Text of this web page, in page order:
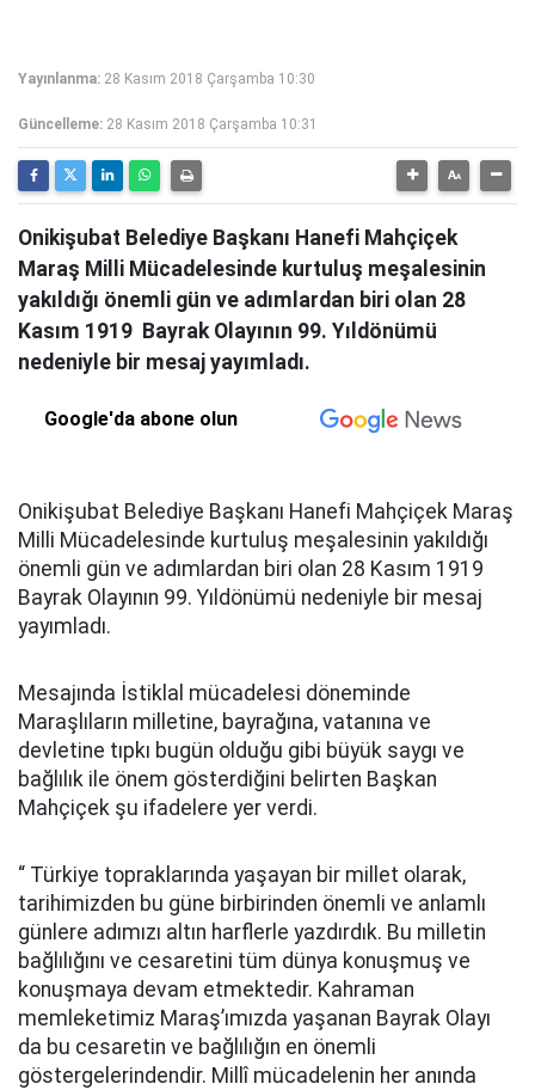
Yayınlanma: 28 Kasım 2018 Çarşamba 10:30
Güncelleme: 28 Kasım 2018 Çarşamba 10:31
Onikişubat Belediye Başkanı Hanefi Mahçiçek
Maraş Milli Mücadelesinde kurtuluş meşalesinin
yakıldığı önemli gün ve adımlardan biri olan 28
Kasım 1919 Bayrak Olayının 99. Yıldönümü
nedeniyle bir mesaj yayımladı.
Google'da abone olun
Onikişubat Belediye Başkanı Hanefi Mahçiçek Maraş
Milli Mücadelesinde kurtuluş meşalesinin yakıldığı
önemli gün ve adımlardan biri olan 28 Kasım 1919
Bayrak Olayının 99. Yıldönümü nedeniyle bir mesaj
yayımladı.
Mesajında İstiklal mücadelesi döneminde
Maraşlıların milletine, bayrağına, vatanına ve
devletine tıpkı bugün olduğu gibi büyük saygı ve
bağlılık ile önem gösterdiğini belirten Başkan
Mahçiçek şu ifadelere yer verdi.
“ Türkiye topraklarında yaşayan bir millet olarak,
tarihimizden bu güne birbirinden önemli ve anlamlı
günlere adımızı altın harflerle yazdırdık. Bu milletin
bağlılığını ve cesaretini tüm dünya konuşmuş ve
konuşmaya devam etmektedir. Kahraman
memleketimiz Maraş’ımızda yaşanan Bayrak Olayı
da bu cesaretin ve bağlılığın en önemli
göstergelerindendir. Millî mücadelenin her anında